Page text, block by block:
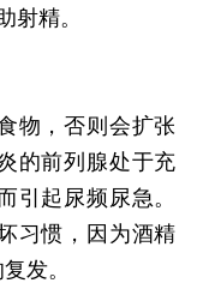
射精。
，否则会扩张
的前列腺处于充
引起尿频尿急。
习惯，因为酒精
发。